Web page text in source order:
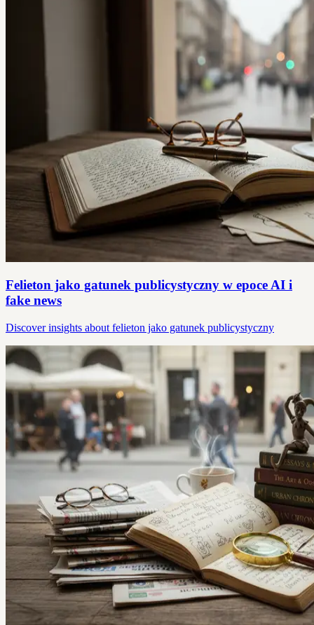
Felieton jako gatunek publicystyczny w epoce AI i
fake news
Discover insights about felieton jako gatunek publicystyczny